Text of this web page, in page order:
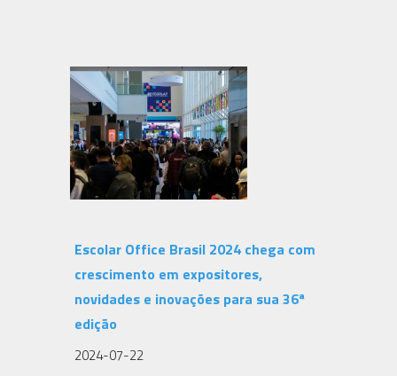
Escolar Office Brasil 2024 chega com
crescimento em expositores,
novidades e inovações para sua 36ª
edição
2024-07-22